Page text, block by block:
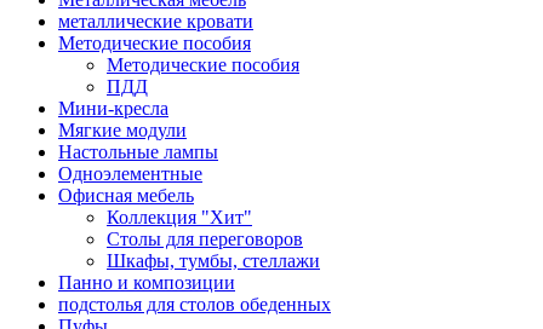
металлические кровати
Методические пособия
Методические пособия
ПДД
Мини-кресла
Мягкие модули
Настольные лампы
Одноэлементные
Офисная мебель
Коллекция "Хит"
Столы для переговоров
Шкафы, тумбы, стеллажи
Панно и композиции
подстолья для столов обеденных